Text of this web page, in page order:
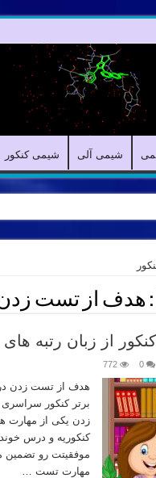
شیمی آلی شیمی کنکور
هدف از تست زدن
از زبان رتبه
0
772
هدف از تست زدن در
برتر کنکور
زدن یکی از مهارت
مهارت تست …